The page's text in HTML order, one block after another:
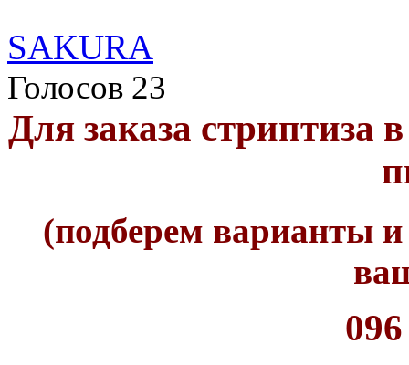
SAKURA
Голосов 23
Для заказа стриптиза
(подберем варианты